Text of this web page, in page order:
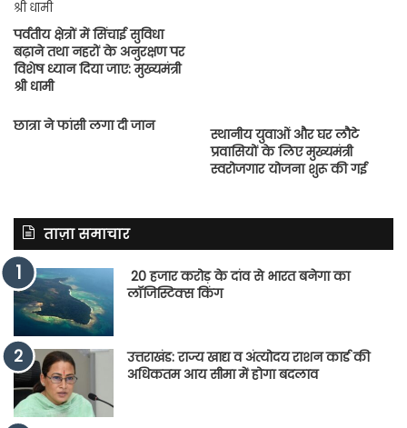
पर्वतीय क्षेत्रों में सिंचाई सुविधा
बढ़ाने तथा नहरों के अनुरक्षण पर
विशेष ध्यान दिया जाए: मुख्यमंत्री
श्री धामी
छात्रा ने फांसी लगा दी जान
स्थानीय युवाओं और घर लौटे
प्रवासियों के लिए मुख्यमंत्री
स्वरोजगार योजना शुरू की गई
ताज़ा समाचार
20 हजार करोड़ के दांव से भारत बनेगा का
लॉजिस्टिक्स किंग
उत्तराखंड: राज्य खाद्य व अंत्योदय राशन कार्ड की
अधिकतम आय सीमा में होगा बदलाव